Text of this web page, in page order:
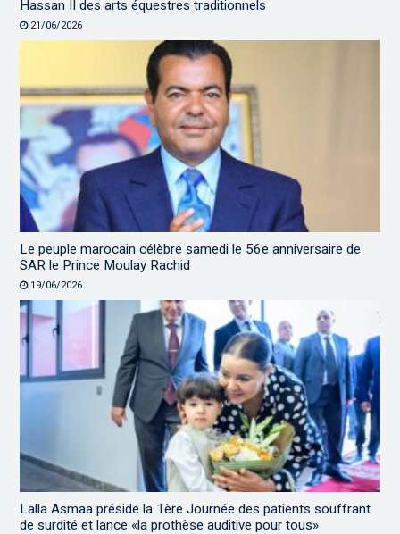
Hassan II des arts équestres traditionnels
21/06/2026
Le peuple marocain célèbre samedi le 56e anniversaire de
SAR le Prince Moulay Rachid
19/06/2026
Lalla Asmaa préside la 1ère Journée des patients souffrant
de surdité et lance «la prothèse auditive pour tous»